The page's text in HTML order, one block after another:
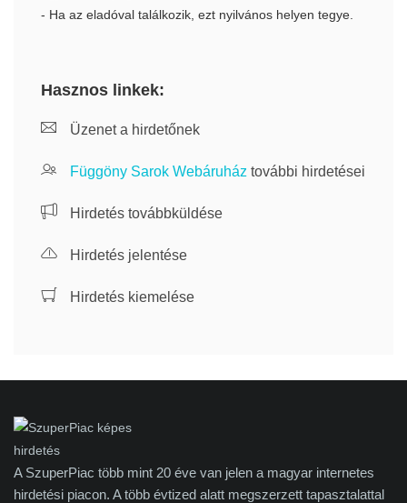
- Ha az eladóval találkozik, ezt nyilvános helyen tegye.
Hasznos linkek:
Üzenet a hirdetőnek
Függöny Sarok Webáruház további hirdetései
Hirdetés továbbküldése
Hirdetés jelentése
Hirdetés kiemelése
A SzuperPiac több mint 20 éve van jelen a magyar internetes
hirdetési piacon. A több évtized alatt megszerzett tapasztalattal